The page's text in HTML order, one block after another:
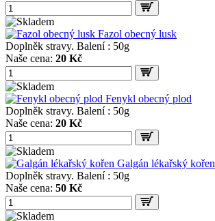
Fazol obecný lusk
Doplněk stravy. Balení : 50g
Naše cena: 20 Kč
Fenykl obecný plod
Doplněk stravy. Balení : 50g
Naše cena: 20 Kč
Galgán lékařský kořen
Doplněk stravy. Balení : 50g
Naše cena: 50 Kč